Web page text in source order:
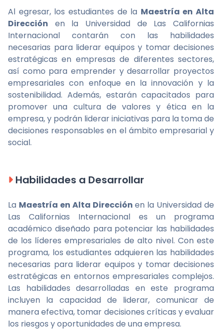
Al egresar, los estudiantes de la Maestría en Alta
Dirección en la Universidad de Las Californias
Internacional contarán con las habilidades
necesarias para liderar equipos y tomar decisiones
estratégicas en empresas de diferentes sectores,
así como para emprender y desarrollar proyectos
empresariales con enfoque en la innovación y la
sostenibilidad. Además, estarán capacitados para
promover una cultura de valores y ética en la
empresa, y podrán liderar iniciativas para la toma de
decisiones responsables en el ámbito empresarial y
social.
Habilidades a Desarrollar
La Maestría en Alta Dirección en la Universidad de
Las Californias Internacional es un programa
académico diseñado para potenciar las habilidades
de los líderes empresariales de alto nivel. Con este
programa, los estudiantes adquieren las habilidades
necesarias para liderar equipos y tomar decisiones
estratégicas en entornos empresariales complejos.
Las habilidades desarrolladas en este programa
incluyen la capacidad de liderar, comunicar de
manera efectiva, tomar decisiones críticas y evaluar
los riesgos y oportunidades de una empresa.